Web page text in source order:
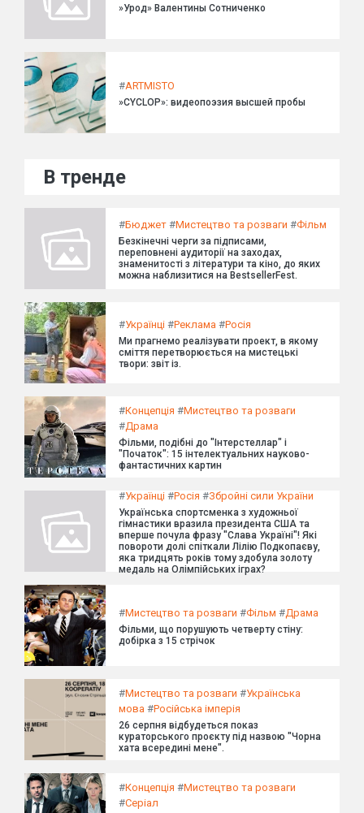
»Урод» Валентины Сотниченко
#ARTMISTO
»CYCLOP»: видеопоэзия высшей пробы
В тренде
#Бюджет #Мистецтво та розваги #Фільм
Безкінечні черги за підписами,
переповнені аудиторії на заходах,
знаменитості з літератури та кіно, до яких
можна наблизитися на BestsellerFest.
#Українці #Реклама #Росія
Ми прагнемо реалізувати проект, в якому
сміття перетворюється на мистецькі
твори: звіт із.
#Концепція #Мистецтво та розваги
#Драма
Фільми, подібні до "Інтерстеллар" і
"Початок": 15 інтелектуальних науково-
фантастичних картин
#Українці #Росія #Збройні сили України
Українська спортсменка з художньої
гімнастики вразила президента США та
вперше почула фразу "Слава Україні"! Які
повороти долі спіткали Лілію Подкопаєву,
яка тридцять років тому здобула золоту
медаль на Олімпійських іграх?
#Мистецтво та розваги #Фільм #Драма
Фільми, що порушують четверту стіну:
добірка з 15 стрічок
#Мистецтво та розваги #Українська
мова #Російська імперія
26 серпня відбудеться показ
кураторського проєкту під назвою "Чорна
хата всередині мене".
#Концепція #Мистецтво та розваги
#Серіал